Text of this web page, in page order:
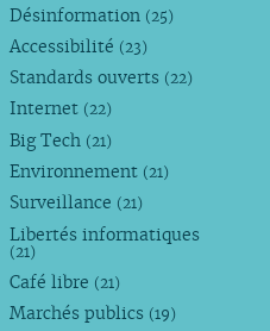
Désinformation (25)
Accessibilité (23)
Standards ouverts (22)
Internet (22)
Big Tech (21)
Environnement (21)
Surveillance (21)
Libertés informatiques
(21)
Café libre (21)
Marchés publics (19)